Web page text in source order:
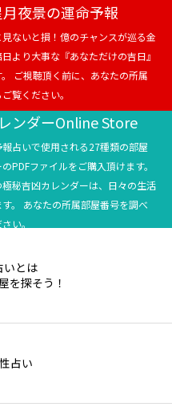
夜景の運命予報
ないと損！億のチャンスが巡る金
より大事な『あなただけの吉日』
ご視聴頂く前に、あなたの所属
覧ください。
ンダーOnline Store
占いで使用される27種類の部屋
PDFファイルをご購入頂けます。
秘吉凶カレンダーは、日々の生活
。 あなたの所属部屋番号を調べ
い。
いとは
を探そう！
占い